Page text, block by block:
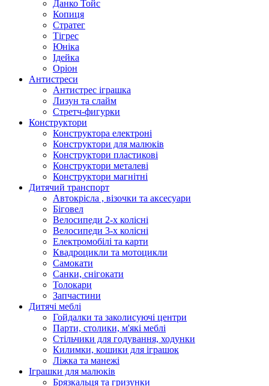
Данко Тойс
Копиця
Стратег
Тігрес
Юніка
Ідейка
Оріон
Антистреси
Антистрес іграшка
Лизун та слайм
Стретч-фигурки
Конструктори
Конструктора електроні
Конструктори для малюків
Конструктори пластикові
Конструктори металеві
Конструктори магнітні
Дитячий транспорт
Автокрісла , візочки та аксесуари
Біговел
Велосипеди 2-х колісні
Велосипеди 3-х колісні
Електромобілі та карти
Квадроцикли та мотоцикли
Самокати
Санки, снігокати
Толокари
Запчастини
Дитячі меблі
Гойдалки та заколисуючі центри
Парти, столики, м'які меблі
Стільчики для годування, ходунки
Килимки, кошики для іграшок
Ліжка та манежі
Іграшки для малюків
Брязкальця та гризунки